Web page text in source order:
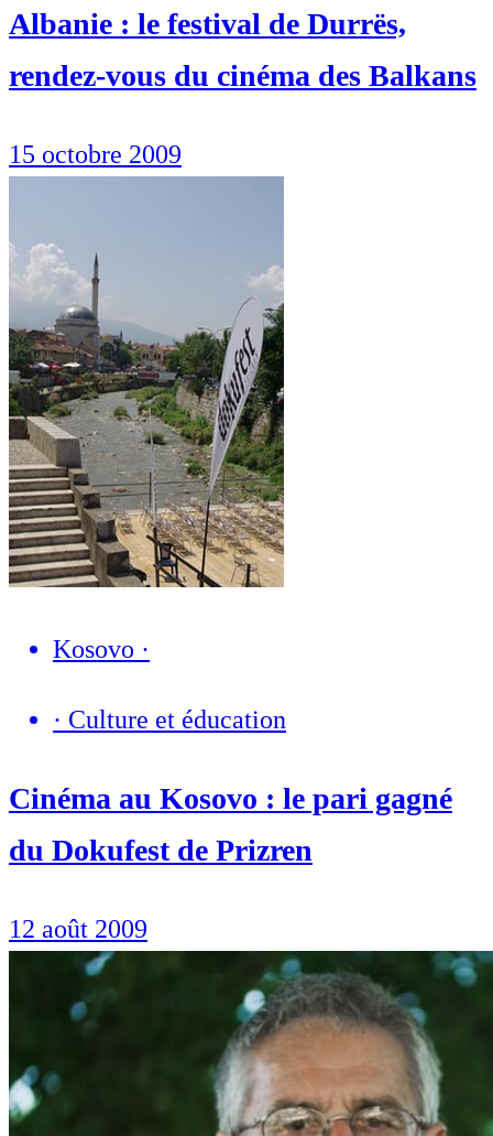
Albanie : le festival de Durrës,
rendez-vous du cinéma des Balkans
15 octobre 2009
Kosovo ·
· Culture et éducation
Cinéma au Kosovo : le pari gagné
du Dokufest de Prizren
12 août 2009